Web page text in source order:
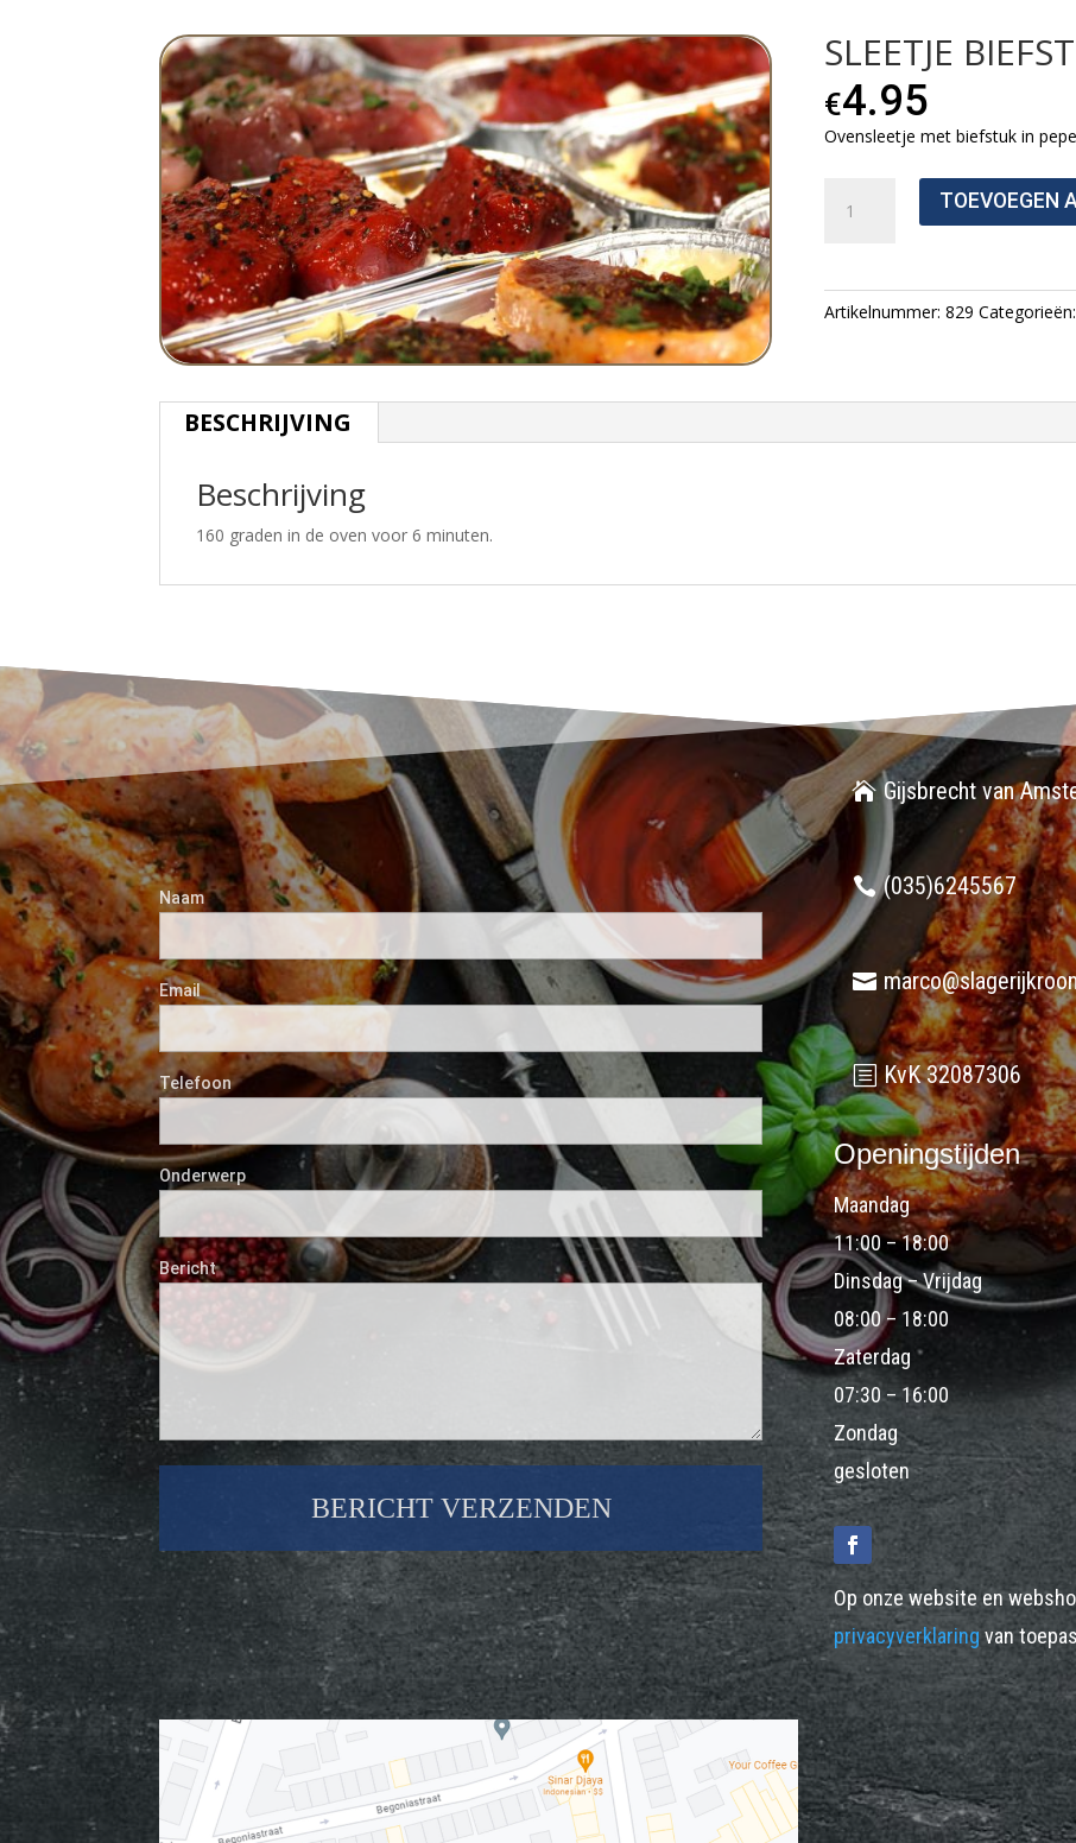
SLEETJE
€4.95
Ovensleetje met biefstuk in
Biefstuk
TOEVOEGEN
Artikelnummer: 829 Categorieën:
BESCHRIJVING
Beschrijving
160 graden in de oven voor 6 minuten.
Naam
Email
Telefoon
Onderwerp
Bericht
Gijsbrecht van
(035)6245567
KvK 32087306
Openingstijden
Maandag
11:00 – 18:00
Dinsdag – Vrijdag
08:00 – 18:00
Zaterdag
07:30 – 16:00
Zondag
gesloten
Op onze website en
privacyverklaring van